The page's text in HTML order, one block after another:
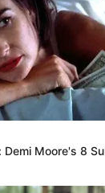
BOGOTÁ EN GOOGLE
Demi Moore's 8